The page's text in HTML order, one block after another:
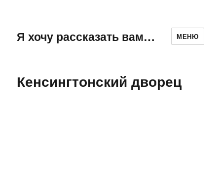
Я хочу рассказать вам… МЕНЮ
Кенсингтонский дворец